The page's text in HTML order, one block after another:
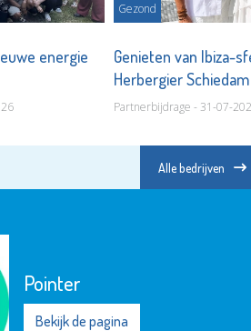
energie
Gezond
Genieten van Ibiza-
Herbergier
Partnerbijdrage - 31-07-
Alle bedrijven
Pointer
Bekijk de pagina